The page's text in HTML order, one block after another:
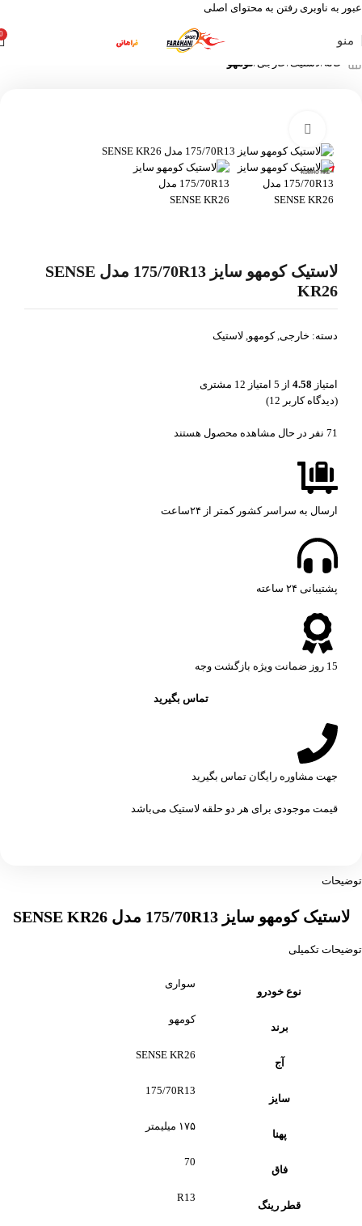
عبور به ناوبری رفتن به محتوای اصلی
منو
خانه لاستیک خارجی کومهو
لاستیک کومهو سایز 175/70R13 مدل SENSE
KR26
دسته: خارجی, کومهو, لاستیک
امتیاز 4.58 از 5 امتیاز 12 مشتری
(دیدگاه کاربر 12
)
71 نفر در حال مشاهده محصول هستند
ارسال به سراسر کشور کمتر از ۲۴ساعت
پشتیبانی ۲۴ ساعته​
15 روز ضمانت ویژه بازگشت وجه
تماس بگیرید
جهت مشاوره رایگان تماس بگیرید
قیمت موجودی برای هر دو حلقه لاستیک می‌باشد
توضیحات
لاستیک کومهو سایز 175/70R13 مدل SENSE KR26
توضیحات تکمیلی
نوع خودرو
سواری
برند
کومهو
آج
SENSE KR26
سایز
175/70R13
پهنا
۱۷۵ میلیمتر
فاق
70
قطر رینگ
R13